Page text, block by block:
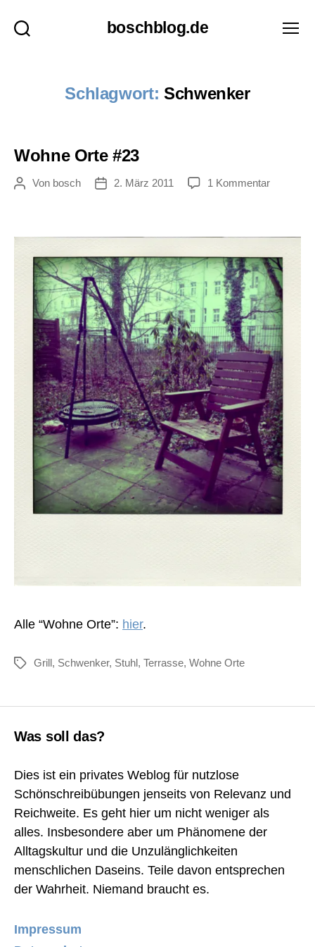
boschblog.de
Schlagwort: Schwenker
Wohne Orte #23
Beitragsautor
Von bosch Veröffentlichungsdatum
2. März 2011 1 Kommentarzu
Alle “Wohne Orte”: hier.
Schlagwörter
Grill, Schwenker, Stuhl, Terrasse, Wohne Orte
Was soll das?
Dies ist ein privates Weblog für nutzlose
Schönschreibübungen jenseits von Relevanz und
Reichweite. Es geht hier um nicht weniger als
alles. Insbesondere aber um Phänomene der
Alltagskultur und die Unzulänglichkeiten
menschlichen Daseins. Teile davon entsprechen
der Wahrheit. Niemand braucht es.
Impressum